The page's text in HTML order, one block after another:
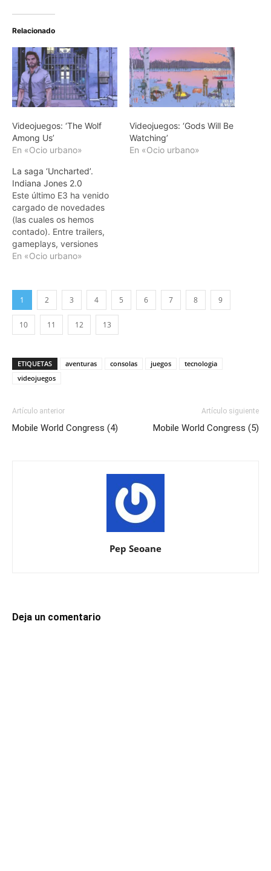
Relacionado
Videojuegos: ‘The Wolf
Among Us’
En «Ocio urbano»
Videojuegos: ‘Gods Will Be
Watching’
En «Ocio urbano»
La saga ‘Uncharted’.
Indiana Jones 2.0
Este último E3 ha venido
cargado de novedades
(las cuales os hemos
contado). Entre trailers,
gameplays, versiones
beta y demás, los fans de
buenas nuevas y se ha
demostrado que la
próxima temporada
vendrá cargada de
[pullquote]'Uncharted…
En «Ocio urbano»
1 2 3 4 5 6 7 8 9
10 11 12 13
ETIQUETAS aventuras consolas juegos
tecnologia
videojuegos
Artículo anterior
Mobile World Congress (4)
Artículo siguiente
Mobile World Congress (5)
Pep Seoane
Deja un comentario